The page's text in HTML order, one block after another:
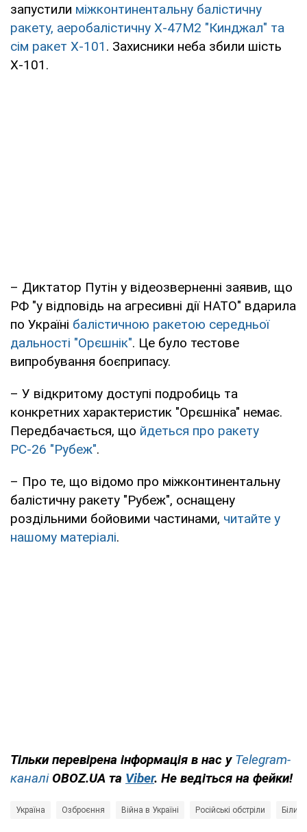
запустили міжконтинентальну балістичну
ракету, аеробалістичну Х-47М2 "Кинджал" та
сім ракет Х-101 . Захисники неба збили шість
Х-101.
– Диктатор Путін у відеозверненні заявив, що
РФ "у відповідь на агресивні дії НАТО" вдарила
по Україні балістичною ракетою середньої
дальності "Орєшнік". Це було тестове
випробування боєприпасу.
– У відкритому доступі подробиць та
конкретних характеристик "Орєшніка" немає.
Передбачається, що йдеться про ракету
РС-26 "Рубеж".
– Про те, що відомо про міжконтинентальну
балістичну ракету "Рубеж", оснащену
роздільними бойовими частинами, читайте у
нашому матеріалі.
Тільки перевірена інформація в нас у Telegram-
каналі OBOZ.UA та Viber. Не ведіться на фейки!
Україна Озброєння Війна в Україні Російські обстріли Білий